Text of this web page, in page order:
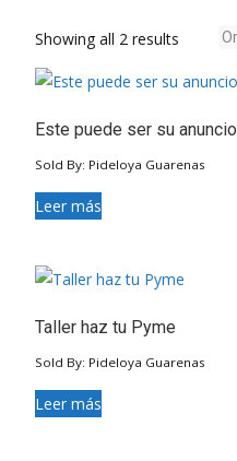
Showing all 2 results
Este puede ser su anuncio
Sold By: Pideloya Guarenas
Leer más
Taller haz tu Pyme
Sold By: Pideloya Guarenas
Leer más